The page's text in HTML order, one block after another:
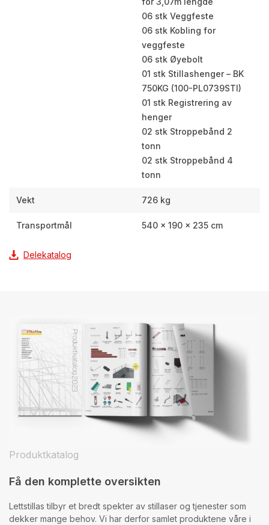
06 stk Veggfeste
06 stk Kobling for
veggfeste
06 stk Øyebolt
01 stk Stillashenger – BK
750KG (100-PL0739STI)
01 stk Registrering av
henger
02 stk Stroppebånd 2
tonn
02 stk Stroppebånd 4
tonn
Vekt 726 kg
Transportmål 540 × 190 × 235 cm
Delekatalog
Produktkatalog
Få den komplette oversikten
Lettstillas tilbyr et bredt spekter av stillaser og tjenester som
dekker mange behov. Vi har derfor samlet produktene våre i